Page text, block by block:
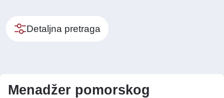
Detaljna pretraga
Menadžer pomorskog